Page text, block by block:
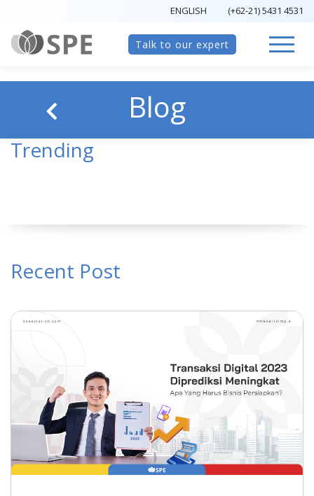
(+62-21) 5431 4531
ENGLISH
Talk to our expert
Blog
Trending
Recent Post